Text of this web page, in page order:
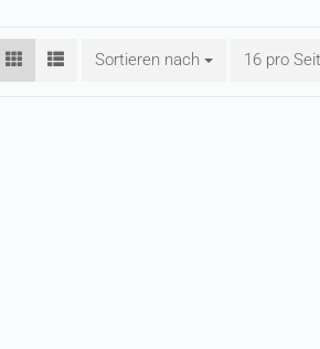
Sortieren nach
Sortieren nach 16 pro
pro Seite